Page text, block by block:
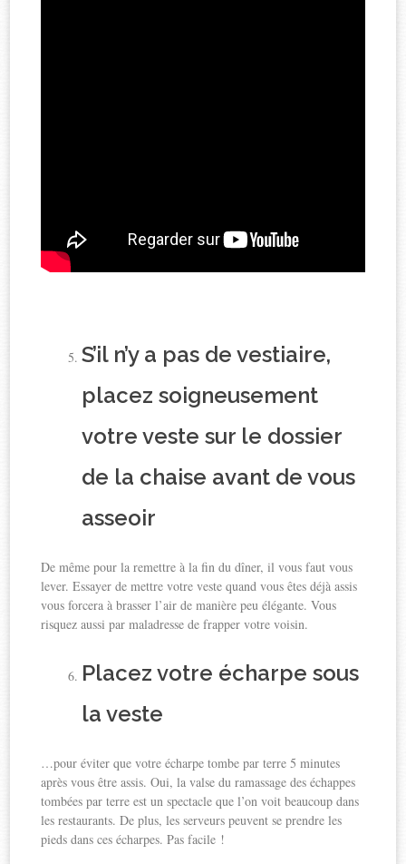
S’il n’y a pas de vestiaire,
placez soigneusement
votre veste sur le dossier
de la chaise avant de vous
asseoir
De même pour la remettre à la fin du dîner, il vous faut vous
lever. Essayer de mettre votre veste quand vous êtes déjà assis
vous forcera à brasser l’air de manière peu élégante. Vous
risquez aussi par maladresse de frapper votre voisin.
Placez votre écharpe sous
la veste
…pour éviter que votre écharpe tombe par terre 5 minutes
après vous être assis. Oui, la valse du ramassage des échappes
tombées par terre est un spectacle que l’on voit beaucoup dans
les restaurants. De plus, les serveurs peuvent se prendre les
pieds dans ces écharpes. Pas facile !